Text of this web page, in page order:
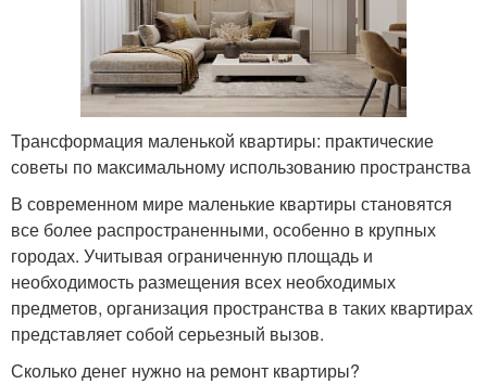
Трансформация маленькой квартиры: практические
советы по максимальному использованию пространства
В современном мире маленькие квартиры становятся
все более распространенными, особенно в крупных
городах. Учитывая ограниченную площадь и
необходимость размещения всех необходимых
предметов, организация пространства в таких квартирах
представляет собой серьезный вызов.
Сколько денег нужно на ремонт квартиры?